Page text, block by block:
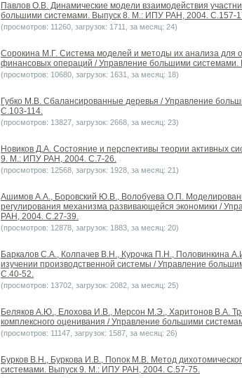
Павлов О.В. Динамические модели взаимодействия
большими системами. Выпуск 8. М.: ИПУ РАН, 2004. С.157-
(просмотров: 11260, загрузок: 1711, за месяц: 24)
Сорокина М.Г. Система моделей и методы их анализа для
финансовых операций / Управление большими
(просмотров: 10680, загрузок: 1631, за месяц: 18)
Губко М.В. Сбалансированные деревья / Управление
С.103-114.
(просмотров: 13827, загрузок: 2668, за месяц: 23)
Новиков Д.А. Состояние и перспективы теории активных
9. М.: ИПУ РАН, 2004. С.7-26.
(просмотров: 12568, загрузок: 1928, за месяц: 21)
Ашимов А.А., Боровский Ю.В., Волобуева О.П.
регулирования механизма развивающейся экономики /
РАН, 2004. С.27-39.
(просмотров: 12878, загрузок: 1883, за месяц: 20)
Баркалов С.А., Колпачев В.Н., Курочка П.Н., Половинкина
изучении производственной системы / Управление
С.40-52.
(просмотров: 13702, загрузок: 2082, за месяц: 25)
Беляков А.Ю., Елохова И.В., Мерсон М.Э., Харитонов В.А.
комплексного оценивания / Управление большими
(просмотров: 11147, загрузок: 1587, за месяц: 26)
Бурков В.Н., Буркова И.В., Попок М.В. Метод
системами. Выпуск 9. М.: ИПУ РАН, 2004. С.57-75.